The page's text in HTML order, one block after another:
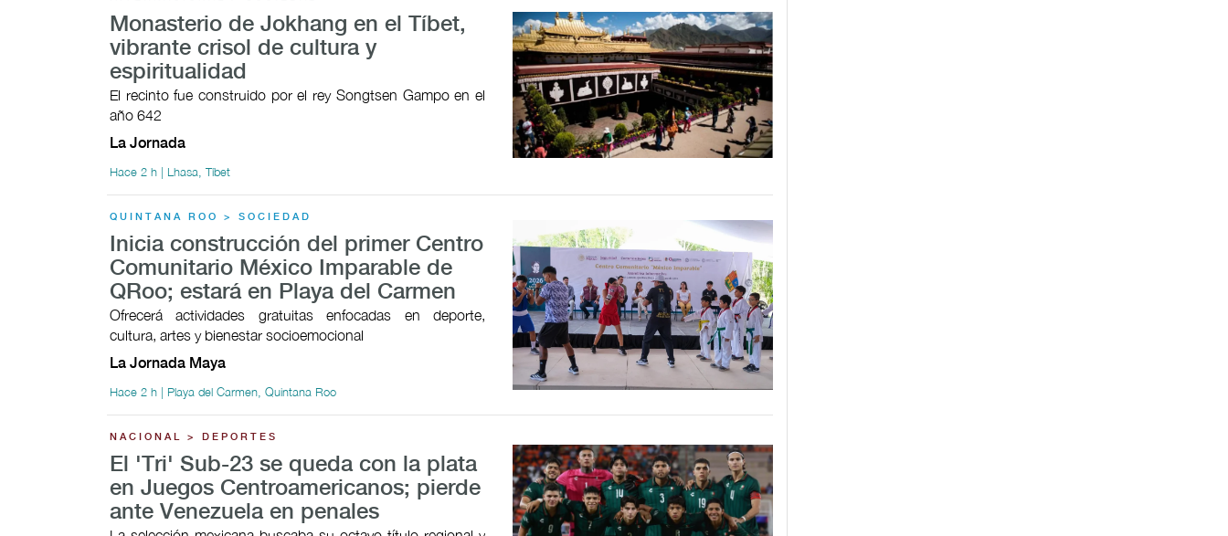
Monasterio de Jokhang en el Tíbet,
vibrante crisol de cultura y
espiritualidad
El recinto fue construido por el rey Songtsen Gampo en el
año 642
La Jornada
Hace 2 h | Lhasa, Tíbet
QUINTANA ROO > SOCIEDAD
Inicia construcción del primer Centro
Comunitario México Imparable de
QRoo; estará en Playa del Carmen
Ofrecerá actividades gratuitas enfocadas en deporte,
cultura, artes y bienestar socioemocional
La Jornada Maya
Hace 2 h | Playa del Carmen, Quintana Roo
NACIONAL > DEPORTES
El 'Tri' Sub-23 se queda con la plata
en Juegos Centroamericanos; pierde
ante Venezuela en penales